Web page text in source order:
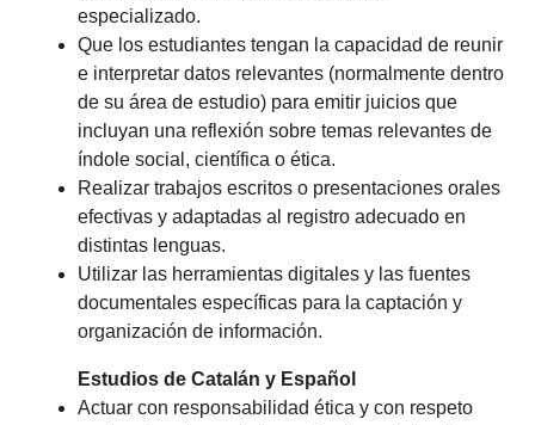
especializado.
Que los estudiantes tengan la capacidad de reunir
e interpretar datos relevantes (normalmente dentro
de su área de estudio) para emitir juicios que
incluyan una reflexión sobre temas relevantes de
índole social, científica o ética.
Realizar trabajos escritos o presentaciones orales
efectivas y adaptadas al registro adecuado en
distintas lenguas.
Utilizar las herramientas digitales y las fuentes
documentales específicas para la captación y
organización de información.
Estudios de Catalán y Español
Actuar con responsabilidad ética y con respeto